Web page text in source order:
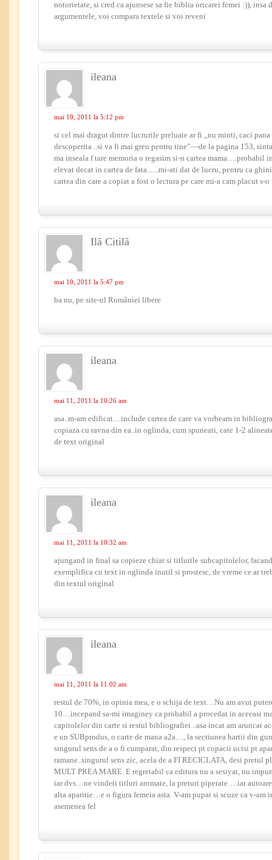
notorietate, si cred ca ajunsese sa fie biblia oricarei femei :)), insa
argumentele, voi compara textele si voi reveni
ileana
mai 10, 2011 la 5:12 pm
si cel mai dragut dintre lucrurile preluate ar fi „nu minti, caci
descoperita ..si va fi mai greu pentru tine”—de la pagina 153,
ma inseala f tare memoria o regasim si-n cartea mama….probabil
elevat decat in cartea de fata…..mi-ati dat de lucru, pentru ca
cartea din care a copiat a fost o lectura pe care mi-a cam placut s-
Ilă Citilă
mai 10, 2011 la 5:47 pm
ba nu, pe site-ul României libere
ileana
mai 11, 2011 la 10:26 am
asa..m-am edificat…include cartea de care va vorbeam in
copiaza cu ravna din ea..in oglinda, cum spuneati, cate 1-2
de text original
ileana
mai 11, 2011 la 10:32 am
ajungand in final sa copieze chiar si titlurile subcapitolelor,
exemplifica cu text in oglinda inutil si prostesc, de vreme ce ar
din textul original
ileana
mai 11, 2011 la 11:02 am
restul de 70%, in opinia mea, e o schija de text…Nu am avut
10…incepand sa-mi imaginey ca probabil a procedat in aceeasi
capitolelor din carte si restul bibliografiei ..asa incat am aruncat
e un SUBprodus, o carte de mana a2a…, la sectiunea hartii din
singurul sens de a o fi cumparat, din respect pt copacii ucisi pt
ramane..singurul sens zic, acela de a FI RECICLATA, desi pretul
MULT PREA MARE. E regretabil ca editura nu a sesiyat, nu
iar dvs…ne vindeti titluri aromate, la preturi piperate….iar
alta aparitie…e o figura femeia asta. V-am pupat si scuze ca v-am
asemenea fel